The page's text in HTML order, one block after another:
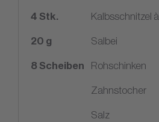
4 Stk. Kalbsschnitzel
20 g Salbei
8 Scheiben Rohschinken
Zahnstocher
Salz